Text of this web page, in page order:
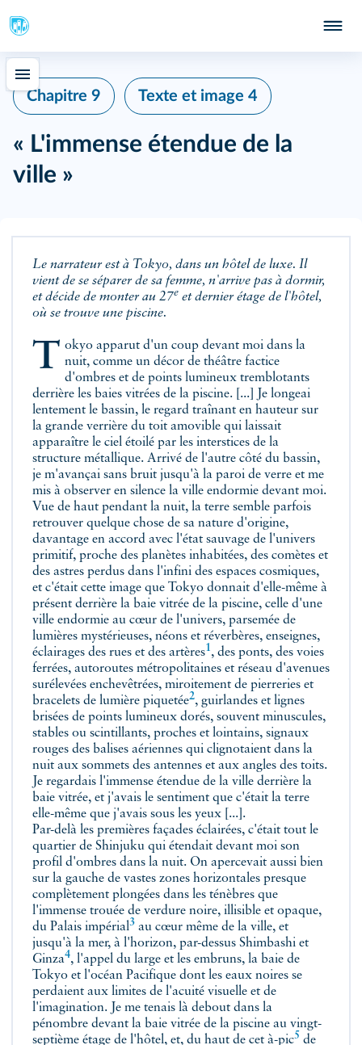
Chapitre 9 Texte et image 4
« L'immense étendue de la
ville »
Le narrateur est à Tokyo, dans un hôtel de luxe. Il
vient de se séparer de sa femme, n'arrive pas à dormir,
et décide de monter au 27e et dernier étage de l'hôtel,
où se trouve une piscine.
Tokyo apparut d'un coup devant moi dans la nuit, comme un décor de théâtre factice
d'ombres et de points lumineux tremblotants
derrière les baies vitrées de la piscine. [...] Je longeai
lentement le bassin, le regard traînant en hauteur sur
la grande verrière du toit amovible qui laissait
apparaître le ciel étoilé par les interstices de la
structure métallique. Arrivé de l'autre côté du bassin,
je m'avançai sans bruit jusqu'à la paroi de verre et me
mis à observer en silence la ville endormie devant moi.
Vue de haut pendant la nuit, la terre semble parfois
retrouver quelque chose de sa nature d'origine,
davantage en accord avec l'état sauvage de l'univers
primitif, proche des planètes inhabitées, des comètes et
des astres perdus dans l'infini des espaces cosmiques,
et c'était cette image que Tokyo donnait d'elle-même à
présent derrière la baie vitrée de la piscine, celle d'une
ville endormie au cœur de l'univers, parsemée de
lumières mystérieuses, néons et réverbères, enseignes,
éclairages des rues et des artères1, des ponts, des voies
ferrées, autoroutes métropolitaines et réseau d'avenues
surélevées enchevêtrées, miroitement de pierreries et
bracelets de lumière piquetée2, guirlandes et lignes
brisées de points lumineux dorés, souvent minuscules,
stables ou scintillants, proches et lointains, signaux
rouges des balises aériennes qui clignotaient dans la
nuit aux sommets des antennes et aux angles des toits.
Je regardais l'immense étendue de la ville derrière la
baie vitrée, et j'avais le sentiment que c'était la terre
elle-même que j'avais sous les yeux [...].
Par-delà les premières façades éclairées, c'était tout le
quartier de Shinjuku qui étendait devant moi son
profil d'ombres dans la nuit. On apercevait aussi bien
sur la gauche de vastes zones horizontales presque
complètement plongées dans les ténèbres que
l'immense trouée de verdure noire, illisible et opaque,
du Palais impérial3 au cœur même de la ville, et
jusqu'à la mer, à l'horizon, par-dessus Shimbashi et
Ginza4, l'appel du large et les embruns, la baie de
Tokyo et l'océan Pacifique dont les eaux noires se
perdaient aux limites de l'acuité visuelle et de
l'imagination. Je me tenais là debout dans la
pénombre devant la baie vitrée de la piscine au vingt-
septième étage de l'hôtel, et, du haut de cet à-pic5 de